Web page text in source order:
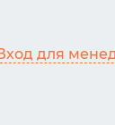
для